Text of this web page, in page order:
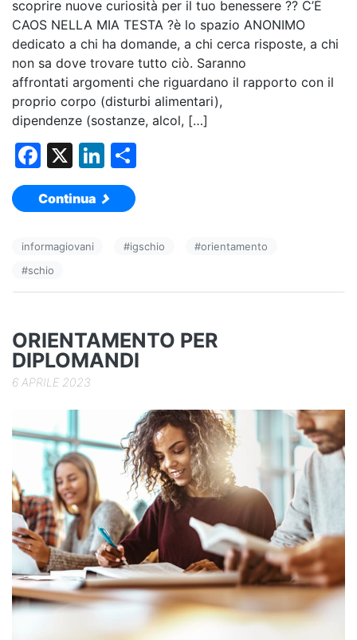
scoprire nuove curiosità per il tuo benessere ?? C’È
CAOS NELLA MIA TESTA ?è lo spazio ANONIMO
dedicato a chi ha domande, a chi cerca risposte, a chi
non sa dove trovare tutto ciò. Saranno
affrontati argomenti che riguardano il rapporto con il
proprio corpo (disturbi alimentari),
dipendenze (sostanze, alcol, […]
F
a
c
b
o
k
X
Li
n
k
dI vi
Continua
informagiovani #igschio #orientamento
#schio
ORIENTAMENTO PER
DIPLOMANDI
6 APRILE 2023